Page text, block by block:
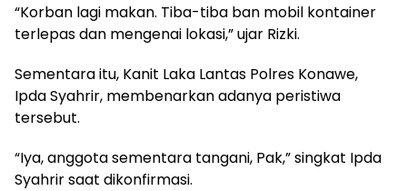
“Korban lagi makan. Tiba-tiba ban mobil kontainer
terlepas dan mengenai lokasi,” ujar Rizki.
Sementara itu, Kanit Laka Lantas Polres Konawe,
Ipda Syahrir, membenarkan adanya peristiwa
tersebut.
“Iya, anggota sementara tangani, Pak,” singkat Ipda
Syahrir saat dikonfirmasi.